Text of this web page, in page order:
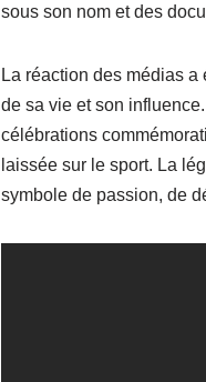
sous son nom et des
La réaction des médias
de sa vie et son
célébrations
laissée sur le sport. La
symbole de passion, de